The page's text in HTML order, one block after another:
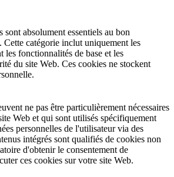
sont absolument essentiels au bon
Cette catégorie inclut uniquement les
les fonctionnalités de base et les
du site Web. Ces cookies ne stockent
ne pas être particulièrement nécessaires
Web et qui sont utilisés spécifiquement
personnelles de l'utilisateur via des
intégrés sont qualifiés de cookies non
d'obtenir le consentement de
ces cookies sur votre site Web.